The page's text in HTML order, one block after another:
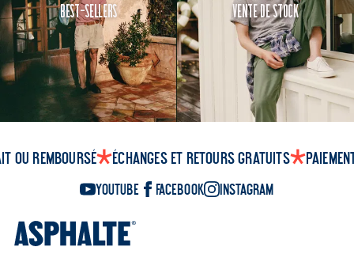
Best-Sellers Vente de Stock
ou remboursé Échanges et retours gratuits
YouTube Facebook Instagram